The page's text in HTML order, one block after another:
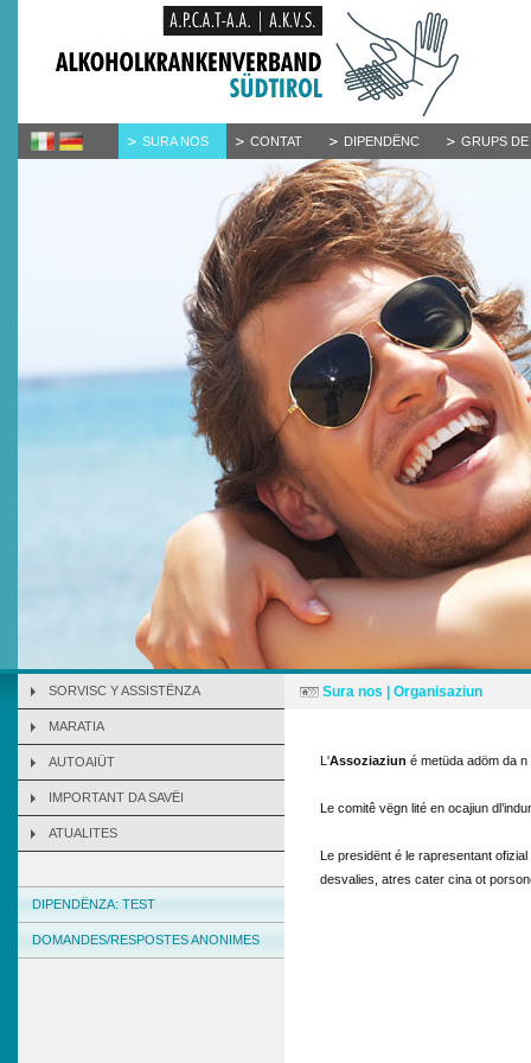
SURA NOS CONTAT DIPENDËNC GRUPS
Sura nos | Organisaziun
SORVISC Y ASSISTËNZA
MARATIA
AUTOAIÜT
IMPORTANT DA SAVËI
ATUALITES
DIPENDËNZA: TEST
DOMANDES/RESPOSTES ANONIMES
L'Assoziaziun é metüda adöm da n
Le comitê vëgn lité en ocajiun
Le presidënt é le rapresentant
desvalies, atres cater cina ot